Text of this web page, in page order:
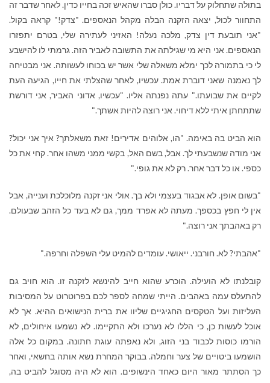
בתולה שתחלוק על דבריו. כולן סברו שהאיש זכה בחייו כדין. לאחר שדבר זה
התחוור לכול, יצאה הזקנה הבלה מקהל הנאספים. "צדק!" קראה בקול.
"אני תובעת דין צדק, מלכה נעלה! האזיני לעתירה שלי, בטרם יתפזרו
הנאספים. אני היא מי שגילתה את התשובה לאביר הזה. גרמתי לו להישבע
לי כי בתמורה לכך ימלא משאלה שלי אשר יש בכוחו לעשותה. אני מבטיחה
לך נאמנה שאני דוברת אמת. עכשיו, לאחר שהצלתי את חייו, הגיעה העת
לקיים את שבועתו." עתה נפנתה אליו. "עכשיו, אדוני האביר, אני דורשת
שתתחתן איתי ללא דיחוי. אני רוצה להיות אשתך."
הוא הביט בה באימה. "הו, אלוהים אדירים! זאת משאלתך? איך אני יכול?
אני מודה שנשבעתי לך. אבל, בשם האל, בקשי ממני משהו אחר. קחי את כל
כספי. או כל דבר אחר. רק לא את גופי."
"בשום אופן. לא אבגוד בעצמי ולא בך. אולי אני זקנה מלוכלכת וענייה, אבל
אין לי חפץ בכספך. מעתה לא אפרד ממך, גם לא בעד כל הזהב שבעולם.
רק באהבתך אני רוצה."
"אהבתי? לא. חורבני. ייאושי. עומדים להמיט עלי השפלה וחרפה."
קובלנתו לא הועילה. הוכרע שהוא חייב להינשא לזקנה זו. הוא חויב גם
להתעלס עמה באהבים. הייתי שמחה לספר לכם בפרוטרוט על המסיבות
העליזות ועל הטקסים החגיגיים שליוו את ברית הנישואים ההיא. אך לא
אוכל לעשות כן, כי הללו לא נערכו ולא התקיימו. לא נשמעו איחולים, לא
הורמו כוסות לכבוד בני הזוג, ולא נאפתה עוגת חתונה. במקום כל אלה
הושמעו ביטויים של צער וחמלה. בבוקר המחרת נשא אותה בחשאי, ואחר
כך הסתתר מאור היום כאחד הינשופים. הוא לא היה מסוגל להביט בה,